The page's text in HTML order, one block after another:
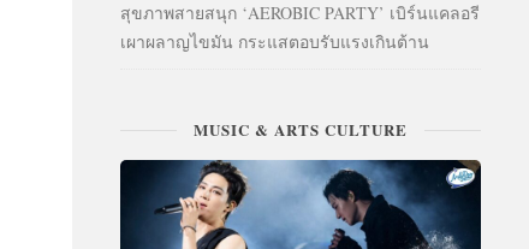
สุขภาพสายสนุก ‘AEROBIC PARTY’ เบิร์นแคลอรี
เผาผลาญไขมัน กระแสตอบรับแรงเกินต้าน
MUSIC & ARTS CULTURE